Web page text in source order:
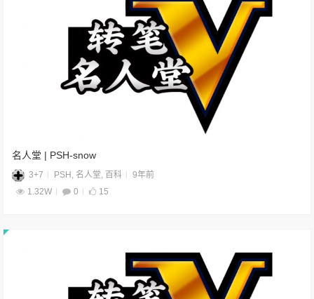
名人堂 | PSH-snow
3+7 PSH , 名人堂, 百科
9年前
1.32W
0 15